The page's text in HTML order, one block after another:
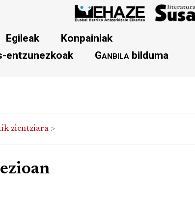
Egileak
Konpainiak
entzunezkoak Ganbila bilduma
zientziara >